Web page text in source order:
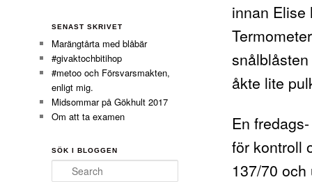
innan Elise
åkte lite
En
för kontroll
137/70
SENAST SKRIVET
Marängtårta med blåbär
#givaktochbitihop
#metoo och Försvarsmakten,
enligt mig.
Midsommar på Gökhult 2017
Om att ta examen
SÖK I BLOGGEN
Search